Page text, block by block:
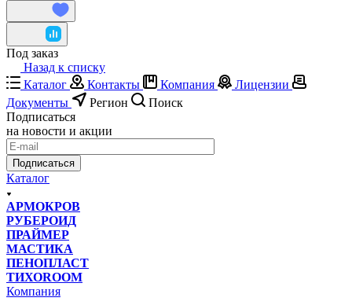
Под заказ
Назад к списку
Каталог
Контакты Компания
Лицензии
Документы
Регион
Поиск
Подписаться
на новости и акции
Подписаться
Каталог
АРМОКРОВ
РУБЕРОИД
ПРАЙМЕР
МАСТИКА
ПЕНОПЛАСТ
ТИХОROOM
Компания